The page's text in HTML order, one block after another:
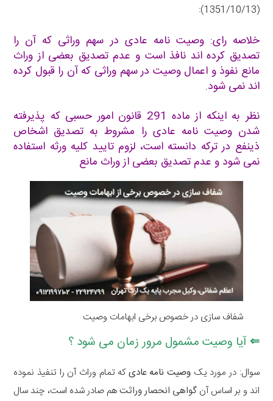
(1351/10/13):
خلاصه رای: وصیت نامه عادی در سهم وراثی که آن را
تصدیق کرده اند نافذ است و عدم تصدیق بعضی از وراث
مانع نفوذ و اعمال وصیت در سهم وراثی که آن را قبول کرده
اند نمی شود.
نظر به اینکه از ماده 291 قانون امور حسبی
که پذیرفته
شدن وصیت نامه عادی را مشروط به تصدیق اشخاص
ذینفع در ترکه دانسته است، لزوم تایید کلیه ورثه استفاده
نمی شود و عدم تصدیق بعضی از وراث مانع
شفاف سازی در خصوص برخی ابهامات وصیت
⇐ آیا وصیت مشمول مرور زمان می شود ؟
سوال: در مورد یک وصیت نامه عادیکه تمام وراث آن را تنفیذ نموده
اند و بر اساس آن گواهی انحصار وراثتهم صادر شده است، چند سال